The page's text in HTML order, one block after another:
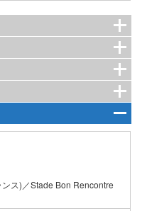
ンス)／Stade Bon Rencontre